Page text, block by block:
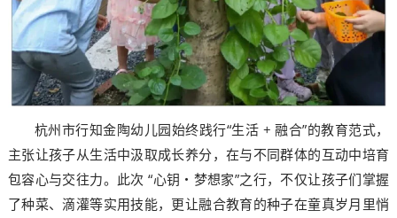
杭州市行知金陶幼儿园始终践行“生活 + 融合”的教育范式，
主张让孩子从生活中汲取成长养分，在与不同群体的互动中培育
包容心与交往力。此次 “心钥・梦想家”之行，不仅让孩子们掌握
了种菜、滴灌等实用技能，更让融合教育的种子在童真岁月里悄